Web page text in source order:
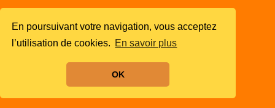
En poursuivant votre navigation, vous acceptez
l’utilisation de cookies. En savoir plus
OK